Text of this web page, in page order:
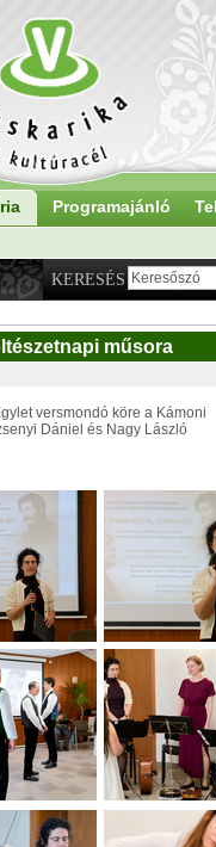
Programajánló
KERESÉS
műsora
versmondó köre a Kámoni
Dániel és Nagy László